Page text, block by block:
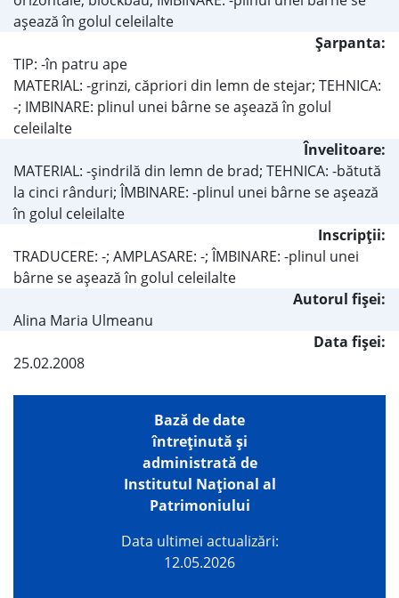
aşează în golul celeilalte
Şarpanta:
TIP: -în patru ape
MATERIAL: -grinzi, căpriori din lemn de stejar; TEHNICA:
-; IMBINARE: plinul unei bârne se aşează în golul
celeilalte
Învelitoare:
MATERIAL: -şindrilă din lemn de brad; TEHNICA: -bătută
la cinci rânduri; ÎMBINARE: -plinul unei bârne se aşează
în golul celeilalte
Inscripţii:
TRADUCERE: -; AMPLASARE: -; ÎMBINARE: -plinul unei
bârne se aşează în golul celeilalte
Autorul fişei:
Alina Maria Ulmeanu
Data fișei:
25.02.2008
Bază de date
întreţinută şi
administrată de
Institutul Național al
Patrimoniului
Data ultimei actualizări:
12.05.2026